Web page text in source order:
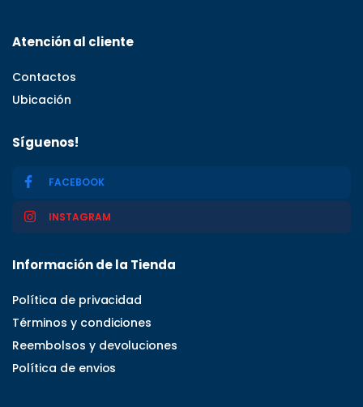
Atención al cliente
Contactos
Ubicación
Síguenos!
FACEBOOK
INSTAGRAM
Información de la Tienda
Política de privacidad
Términos y condiciones
Reembolsos y devoluciones
Política de envios